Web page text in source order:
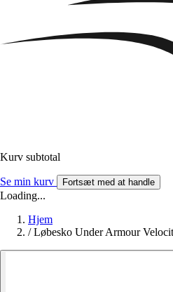
Kurv subtotal
Se min kurv Fortsæt med at handle
Loading...
Hjem
/ Løbesko Under Armour